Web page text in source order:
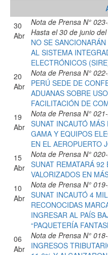
30
Abr
Nota de Prensa N°
Hasta el 30 de junio
NO SE
AL SISTEMA
ELECTRÓNICOS
20
Abr
Nota de Prensa N°
PERÚ SEDE DE
ADUANAS SOBRE
FACILITACIÓN DE
19
Abr
Nota de Prensa N°
SUNAT INCAUTÓ
GAMA Y EQUIPOS
EN EL AEROPUERTO
15
Abr
Nota de Prensa N°
SUNAT REMATARÁ
VALORIZADOS EN
10
Abr
Nota de Prensa N°
SUNAT INCAUTÓ 4
RECONOCIDAS
INGRESAR AL PAÍS
“PAQUETERÍA
06
Abr
Nota de Prensa N°
INGRESOS